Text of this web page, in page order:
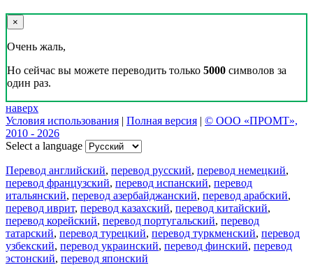
×
Очень жаль,
Но сейчас вы можете переводить только 5000 символов за
один раз.
наверх
Условия использования | Полная версия | © ООО «ПРОМТ»,
2010 - 2026
Select a language
Перевод английский, перевод русский, перевод немецкий,
перевод французский, перевод испанский, перевод
итальянский, перевод азербайджанский, перевод арабский,
перевод иврит, перевод казахский, перевод китайский,
перевод корейский, перевод португальский, перевод
татарский, перевод турецкий, перевод туркменский, перевод
узбекский, перевод украинский, перевод финский, перевод
эстонский, перевод японский